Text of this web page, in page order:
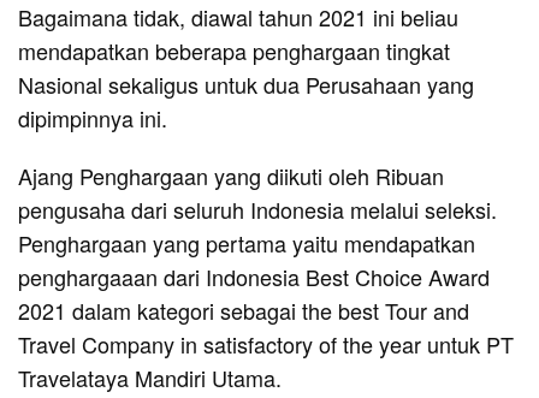
Bagaimana tidak, diawal tahun 2021 ini beliau
mendapatkan beberapa penghargaan tingkat
Nasional sekaligus untuk dua Perusahaan yang
dipimpinnya ini.
Ajang Penghargaan yang diikuti oleh Ribuan
pengusaha dari seluruh Indonesia melalui seleksi.
Penghargaan yang pertama yaitu mendapatkan
penghargaaan dari Indonesia Best Choice Award
2021 dalam kategori sebagai the best Tour and
Travel Company in satisfactory of the year untuk PT
Travelataya Mandiri Utama.